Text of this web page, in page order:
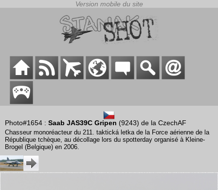
Photo#1654 : Saab JAS39C Gripen (9243) de la CzechAF
Chasseur monoréacteur du 211. taktická letka de la Force aérienne de la
République tchèque, au décollage lors du spotterday organisé à Kleine-
Brogel (Belgique) en 2006.